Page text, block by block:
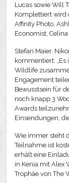
Lucas sowie Will
Komplettiert wird
Affinity Photo,
Economist,
Stefan Maier,
kommentiert:
Wildlife
Engagement
Bewusstsein für
noch knapp 3
Awards
Einsendungen,
Wie immer steht
Teilnahme ist
erhält eine
in Kenia mit Alex
Trophäe von The